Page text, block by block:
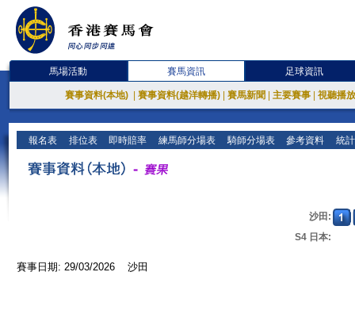
馬場活動 賽馬資訊 足球資訊
賽事資料(本地) 賽事資料(越洋轉播) 賽馬新聞 主要賽事 視聽播
報名表 排位表 即時賠率 練馬師分場表 騎師分場表 參考資料 統
沙田:
S4 日本:
賽事日期: 29/03/2026 沙田